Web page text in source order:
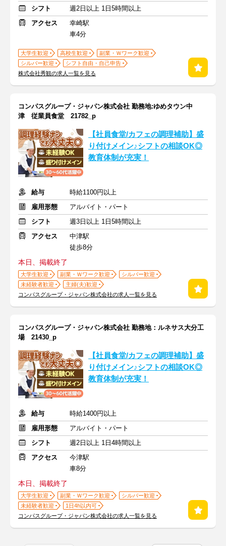
シフト
週2日以上 1日5時間以上
アクセス
幸崎駅
車4分
大学生歓迎 高校生歓迎
副業・Ｗワーク歓迎
シルバー歓迎
シフト自由・自己申告
株式会社秀観の求人一覧を見る
コンパスグループ・ジャパン株式会社 勤務地:ゆめタウン中
津 従業員食堂 21782_p
【社員食堂/カフェの調理補助】盛
り付けメイン♪シフトの相談OK◎
教育体制が充実！
給与
時給1100円以上
雇用形態
アルバイト・パート
シフト
週3日以上 1日5時間以上
アクセス
中津駅
徒歩8分
本日、掲載終了
大学生歓迎 副業・Ｗワーク歓迎
シルバー歓迎
未経験者歓迎
主婦(夫)歓迎
コンパスグループ・ジャパン株式会社の求人一覧を見る
コンパスグループ・ジャパン株式会社 勤務地：ルネサス大分工
場 21430_p
【社員食堂/カフェの調理補助】盛
り付けメイン♪シフトの相談OK◎
教育体制が充実！
給与
時給1400円以上
雇用形態
アルバイト・パート
シフト
週2日以上 1日4時間以上
アクセス
今津駅
車8分
本日、掲載終了
大学生歓迎 副業・Ｗワーク歓迎
シルバー歓迎
未経験者歓迎
1日4h以内可
コンパスグループ・ジャパン株式会社の求人一覧を見る